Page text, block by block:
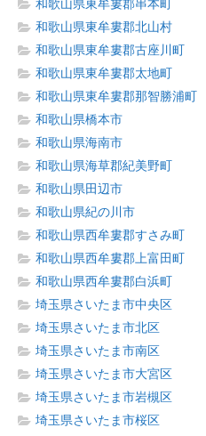
和歌山県東牟婁郡串本町
和歌山県東牟婁郡北山村
和歌山県東牟婁郡古座川町
和歌山県東牟婁郡太地町
和歌山県東牟婁郡那智勝浦町
和歌山県橋本市
和歌山県海南市
和歌山県海草郡紀美野町
和歌山県田辺市
和歌山県紀の川市
和歌山県西牟婁郡すさみ町
和歌山県西牟婁郡上富田町
和歌山県西牟婁郡白浜町
埼玉県さいたま市中央区
埼玉県さいたま市北区
埼玉県さいたま市南区
埼玉県さいたま市大宮区
埼玉県さいたま市岩槻区
埼玉県さいたま市桜区